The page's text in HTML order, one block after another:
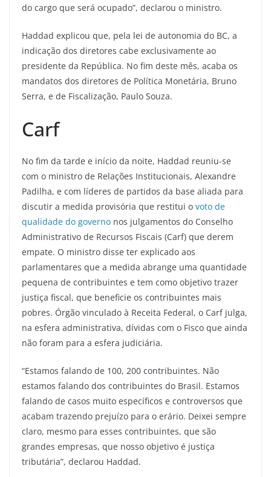
do cargo que será ocupado”, declarou o ministro.
Haddad explicou que, pela lei de autonomia do BC, a
indicação dos diretores cabe exclusivamente ao
presidente da República. No fim deste mês, acaba os
mandatos dos diretores de Política Monetária, Bruno
Serra, e de Fiscalização, Paulo Souza.
Carf
No fim da tarde e início da noite, Haddad reuniu-se
com o ministro de Relações Institucionais, Alexandre
Padilha, e com líderes de partidos da base aliada para
discutir a medida provisória que restitui o voto de
qualidade do governo nos julgamentos do Conselho
Administrativo de Recursos Fiscais (Carf) que derem
empate. O ministro disse ter explicado aos
parlamentares que a medida abrange uma quantidade
pequena de contribuintes e tem como objetivo trazer
justiça fiscal, que beneficie os contribuintes mais
pobres. Órgão vinculado à Receita Federal, o Carf julga,
na esfera administrativa, dívidas com o Fisco que ainda
não foram para a esfera judiciária.
“Estamos falando de 100, 200 contribuintes. Não
estamos falando dos contribuintes do Brasil. Estamos
falando de casos muito específicos e controversos que
acabam trazendo prejuízo para o erário. Deixei sempre
claro, mesmo para esses contribuintes, que são
grandes empresas, que nosso objetivo é justiça
tributária”, declarou Haddad.